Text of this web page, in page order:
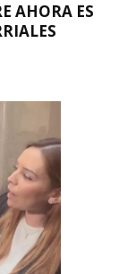
AHORA ES